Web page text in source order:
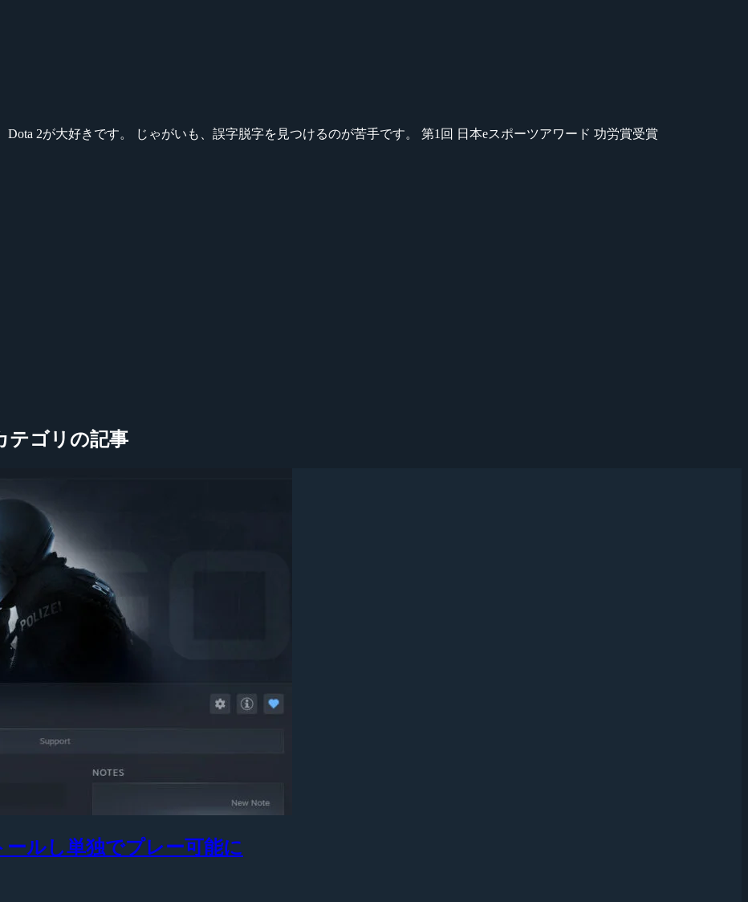
Dota 2が大好きです。 じゃがいも、誤字脱字を見つけるのが苦手です。 第1回 日本eスポーツアワード 功労賞受賞
テゴリの記事
ールし単独でプレー可能に